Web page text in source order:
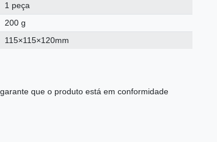
1 peça
200 g
115×115×120mm
que o produto está em conformidade